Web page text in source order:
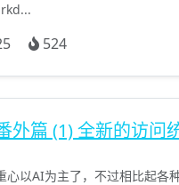
524
外篇 (1) 全新的访问
心以AI为主了，不过相比起各